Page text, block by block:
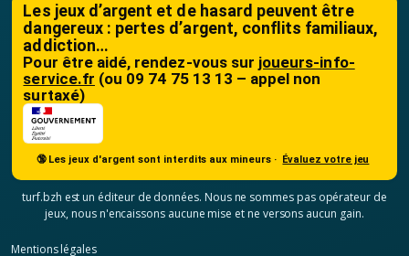
Les jeux d’argent et de hasard peuvent être
dangereux : pertes d’argent, conflits familiaux,
addiction…
Pour être aidé, rendez-vous sur joueurs-info-
service.fr (ou 09 74 75 13 13 – appel non
surtaxé)
🔞 Les jeux d'argent sont interdits aux mineurs · Évaluez votre jeu
turf.bzh est un éditeur de données. Nous ne sommes pas opérateur de
jeux, nous n'encaissons aucune mise et ne versons aucun gain.
Mentions légales